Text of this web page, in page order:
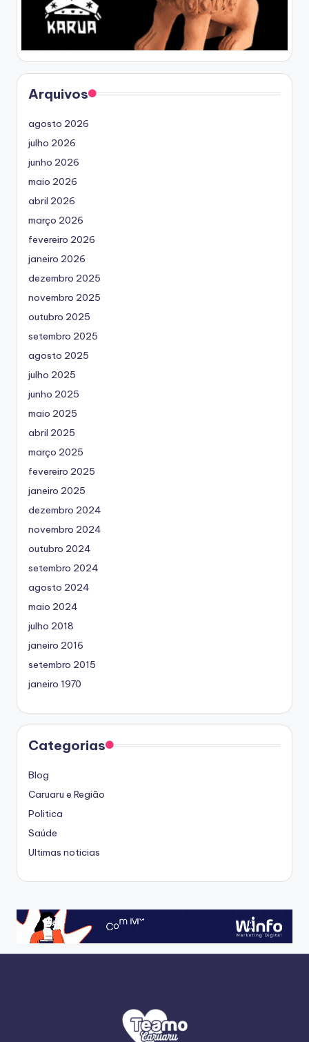
Arquivos
agosto 2026
julho 2026
junho 2026
maio 2026
abril 2026
março 2026
fevereiro 2026
janeiro 2026
dezembro 2025
novembro 2025
outubro 2025
setembro 2025
agosto 2025
julho 2025
junho 2025
maio 2025
abril 2025
março 2025
fevereiro 2025
janeiro 2025
dezembro 2024
novembro 2024
outubro 2024
setembro 2024
agosto 2024
maio 2024
julho 2018
janeiro 2016
setembro 2015
janeiro 1970
Categorias
Blog
Caruaru e Região
Politica
Saúde
Ultimas noticias